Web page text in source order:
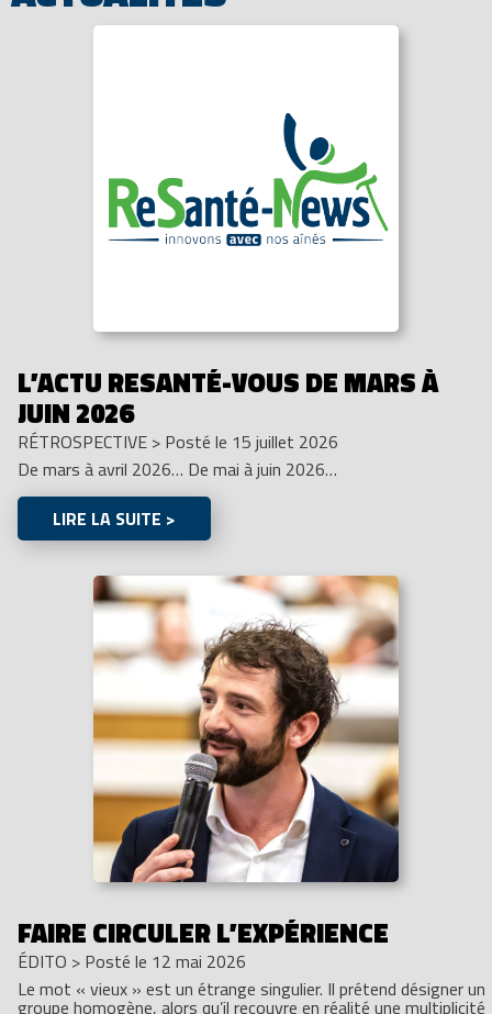
L’ACTU RESANTÉ-VOUS DE MARS À
JUIN 2026
RÉTROSPECTIVE > Posté le 15 juillet 2026
De mars à avril 2026… De mai à juin 2026…
LIRE LA SUITE >
FAIRE CIRCULER L’EXPÉRIENCE
ÉDITO > Posté le 12 mai 2026
Le mot « vieux » est un étrange singulier. Il prétend désigner un
groupe homogène, alors qu’il recouvre en réalité une multiplicité